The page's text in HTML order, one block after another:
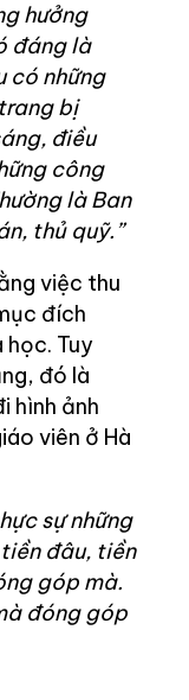
hưởng
đáng là
có những
bị
điều
công
là Ban
thủ quỹ.”
việc thu
đích
Tuy
đó là
hình ảnh
viên ở Hà
sự những
đâu, tiền
góp mà.
đóng góp